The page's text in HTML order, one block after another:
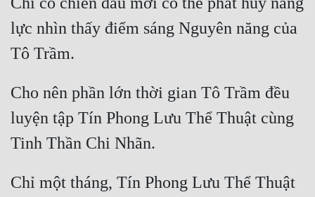
Đẹp
Đẹp Hiệp
Tính Cách Nhân Vật :
Cơ Trí
Sát Phạt Quyết Đoán
Vô Sỉ
lực nhìn thấy điểm sáng Nguyên năng của
Cho nên phần lớn thời gian Tô Trầm đều
luyện tập Tín Phong Lưu Thể Thuật cùng
Chỉ một tháng, Tín Phong Lưu Thể Thuật